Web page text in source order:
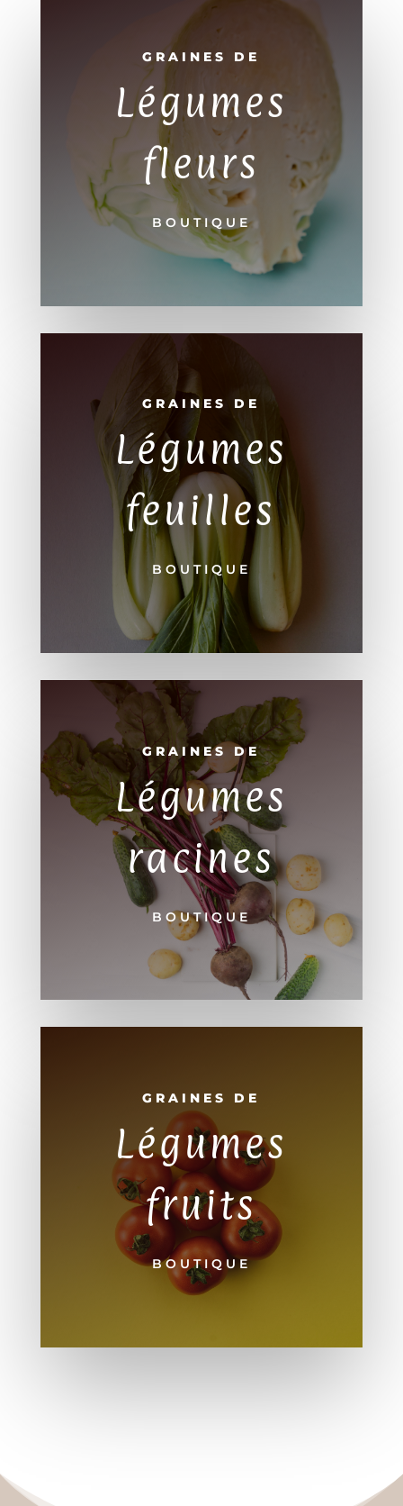
GRAINES DE
Légumes
fleurs
BOUTIQUE
GRAINES DE
Légumes
feuilles
BOUTIQUE
GRAINES DE
Légumes
racines
BOUTIQUE
GRAINES DE
Légumes
fruits
BOUTIQUE